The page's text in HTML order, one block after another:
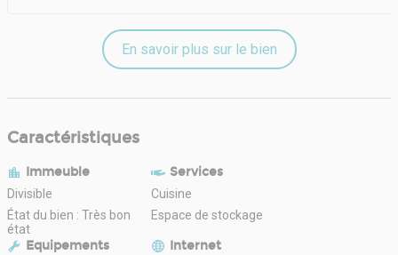
En savoir plus sur le bien
Caractéristiques
Immeuble
Divisible
État du bien : Très bon
état
Services
Cuisine
Espace de stockage
Equipements Internet